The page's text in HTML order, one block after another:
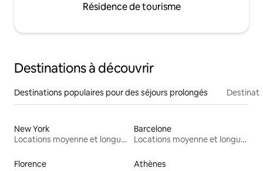
Résidence de tourisme
Destinations à découvrir
Destinations populaires pour des séjours prolongés
New York
Locations moyenne et longue durée
Barcelone
Locations moyenne et longue durée
Florence
Athènes